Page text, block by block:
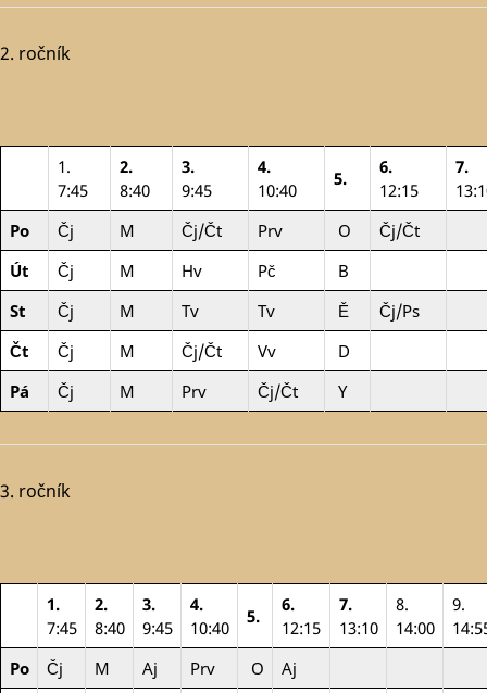
2. ročník
1.
7:45
2.
8:40
3.
9:45
4.
10:40
5.
6.
12:15
7.
Po
Čj M Čj/Čt Prv O
Čj/Čt
Út
Čj M Hv Pč
B
St
Čj M Tv Tv Ě
Čj/Ps
Čt
Čj M Čj/Čt Vv
D
Pá
Čj M Prv Čj/Čt Y
3. ročník
1.
7:45
2.
8:40
3.
9:45
4.
10:40
5.
6.
12:15
7.
13:10
8.
14:00
9.
Po
Čj M Aj Prv O Aj